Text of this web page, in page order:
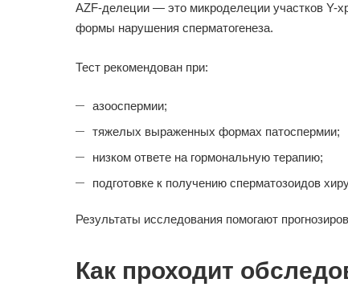
AZF-делеции — это микроделеции участков Y-
формы нарушения сперматогенеза.
Тест рекомендован при:
азооспермии;
тяжелых выраженных формах патоспермии;
низком ответе на гормональную терапию;
подготовке к получению сперматозоидов
Результаты исследования помогают
Как проходит